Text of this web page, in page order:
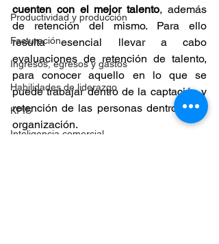
Productividad y producción
Facturación
Ingresos, egresos y gastos
Habilidades de liderazgo
KPIS
Inteligencia comercial
cuenten con el mejor talento, además
de retención del mismo. Para ello
resulta esencial llevar a cabo
evaluaciones de retención de talento,
para conocer aquello en lo que se
puede trabajar dentro de la captación y
retención de las personas dentro de la
organización.